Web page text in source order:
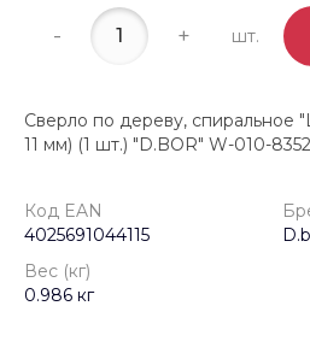
- + шт.
Сверло по дереву, спиральное
11 мм) (1 шт.) "D.BOR" W-010-
Код EAN
4025691044115
Вес (кг)
0.986 кг